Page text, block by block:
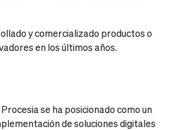
y comercializado productos o
en los últimos años.
se ha posicionado como un
de soluciones digitales